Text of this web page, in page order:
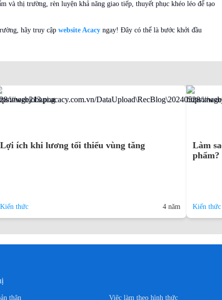
và thị trường, rèn luyện khả năng giao tiếp, thuyết phục khéo léo để tạo
hãy truy cập website Acacy ngay! Đây có thể là bước khởi đầu
Lợi ích khi lương tối thiểu vùng tăng
Kiến thức 4 năm
Làm
phẩm?
Kiến thức
thân Việc làm theo hình thức